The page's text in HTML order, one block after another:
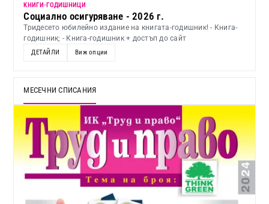
KНИГИ-ГОДИШНИЦИ
Социално осигуряване - 2026 г.
Тридесето юбилейно издание на книгата-годишник! - Книга-
годишник; - Книга-годишник + достъп до сайт
ДЕТАЙЛИ Виж опции
МЕСЕЧНИ СПИСАНИЯ